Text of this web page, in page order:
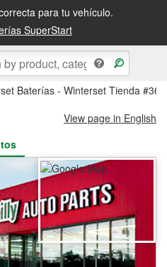
para tu vehículo.
SuperStart
o recógela en la tienda
Baterías - Winterset Tienda #368
View page in English